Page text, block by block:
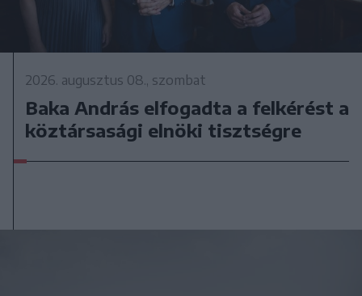
2026. augusztus 08., szombat
Baka András elfogadta a felkérést a
köztársasági elnöki tisztségre